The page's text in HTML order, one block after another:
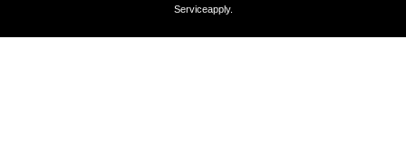
Serviceapply.